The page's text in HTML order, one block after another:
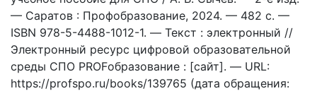
— Саратов : Профобразование, 2024. — 482 c. —
ISBN 978-5-4488-1012-1. — Текст : электронный //
Электронный ресурс цифровой образовательной
среды СПО PROFобразование : [сайт]. — URL:
https://profspo.ru/books/139765 (дата обращения: